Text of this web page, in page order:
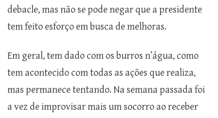
debacle, mas não se pode negar que a presidente
tem feito esforço em busca de melhoras.
Em geral, tem dado com os burros n’água, como
tem acontecido com todas as ações que realiza,
mas permanece tentando. Na semana passada foi
a vez de improvisar mais um socorro ao receber